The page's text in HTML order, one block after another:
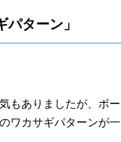
ターン」
もありましたが、ボー
ワカサギパターンが一